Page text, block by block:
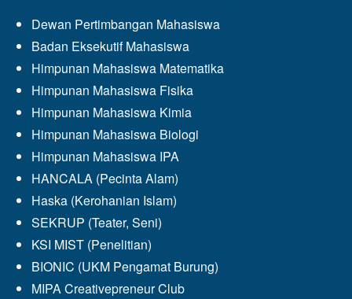
Dewan Pertimbangan Mahasiswa
Badan Eksekutif Mahasiswa
Himpunan Mahasiswa Matematika
Himpunan Mahasiswa Fisika
Himpunan Mahasiswa Kimia
Himpunan Mahasiswa Biologi
Himpunan Mahasiswa IPA
HANCALA (Pecinta Alam)
Haska (Kerohanian Islam)
SEKRUP (Teater, Seni)
KSI MIST (Penelitian)
BIONIC (UKM Pengamat Burung)
MIPA Creativepreneur Club